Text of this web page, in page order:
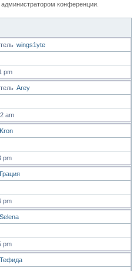
конференции.
wings1yte
pm
Arey
am
Kron
pm
Грация
pm
Selena
pm
Тефида